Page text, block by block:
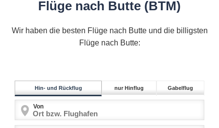
Flüge nach Butte (BTM)
Wir haben die besten Flüge nach Butte und die billigsten
Flüge nach Butte:
Hin- und Rückflug nur Hinflug Gabelflug
Von